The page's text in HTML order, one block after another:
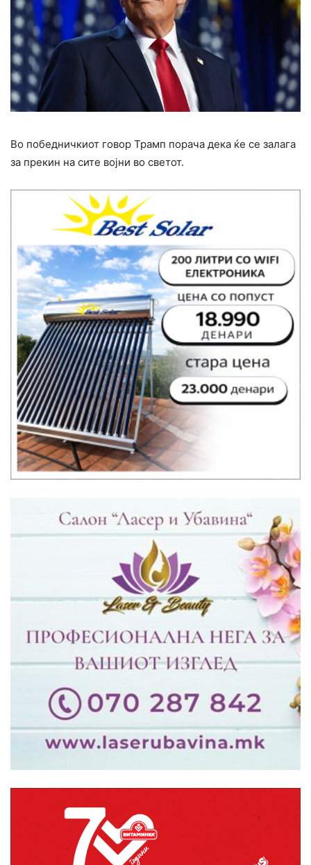
Во победничкиот говор Трамп порача дека ќе се залага
за прекин на сите војни во светот.